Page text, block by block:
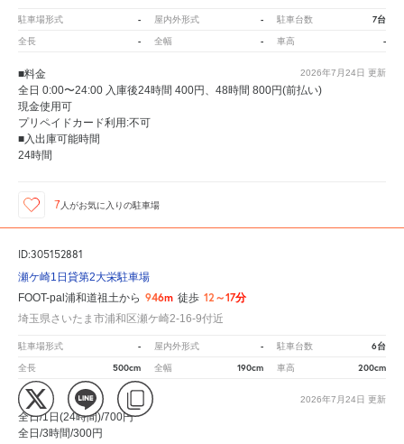
駐車場形式 - 屋内外形式 - 駐車台数 7台
全長 - 全幅 - 車高 -
2026年7月24日 更新
■料金
全日 0:00〜24:00 入庫後24時間 400円、48時間 800円(前払い)
現金使用可
プリペイドカード利用:不可
■入出庫可能時間
24時間
7 人がお気に入りの駐車場
ID:305152881
瀬ケ崎1日貸第2大栄駐車場
FOOT-pal浦和道祖土から 946m 徒歩 12～17分
埼玉県さいたま市浦和区瀬ケ崎2-16-9付近
駐車場形式 - 屋内外形式 - 駐車台数 6台
全長 500cm 全幅 190cm 車高 200cm
2026年7月24日 更新
■料金
全日/1日(24時間)/700円
全日/3時間/300円